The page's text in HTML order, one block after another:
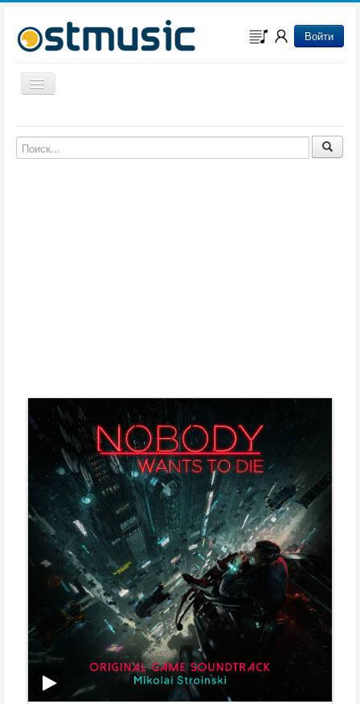
Войти
Включить/выключить навигацию
Музыка из мультфильмов
Музыка из сериалов